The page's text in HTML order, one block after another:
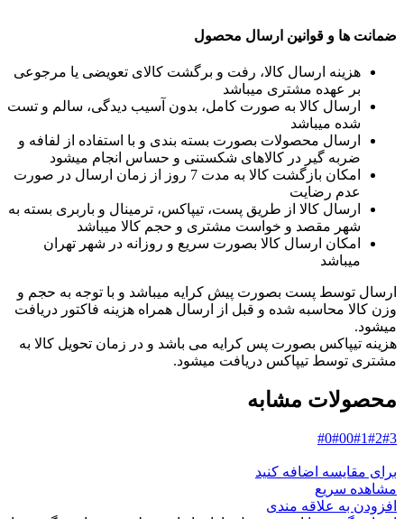
ضمانت ها و قوانین ارسال محصول
هزینه ارسال کالا، رفت و برگشت کالای تعویضی یا مرجوعی
بر عهده مشتری میباشد
ارسال کالا به صورت کامل، بدون آسیب دیدگی، سالم و تست
شده میباشد
ارسال محصولات بصورت بسته بندی و با استفاده از لفافه و
ضربه گیر در کالاهای شکستنی و حساس انجام میشود
امکان بازگشت کالا به مدت 7 روز از زمان ارسال در صورت
عدم رضایت
ارسال کالا از طریق پست، تیپاکس، ترمینال و باربری بسته به
شهر مقصد و خواست مشتری و حجم کالا میباشد
امکان ارسال کالا بصورت سریع و روزانه در شهر تهران
میباشد
ارسال توسط پست بصورت پیش کرایه میباشد و با توجه به حجم و
وزن کالا محاسبه شده و قبل از ارسال همراه هزینه فاکتور دریافت
میشود.
هزینه تیپاکس بصورت پس کرایه می باشد و در زمان تحویل کالا به
مشتری توسط تیپاکس دریافت میشود.
محصولات مشابه
#0#00#1#2#3
برای مقایسه اضافه کنید
مشاهده سریع
افزودن به علاقه مندی